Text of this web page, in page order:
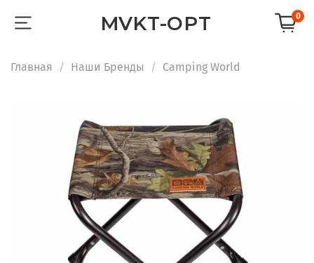
MVKT-OPT 0
Главная Наши Бренды Camping World